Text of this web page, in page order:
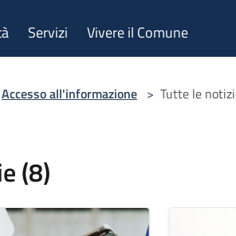
Servizi Vivere il Comune
Accesso all'informazione > Tutte le
(8)